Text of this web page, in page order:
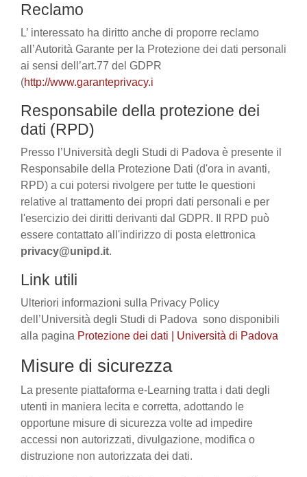
Reclamo
L’ interessato ha diritto anche di proporre reclamo
all’Autorità Garante per la Protezione dei dati personali
ai sensi dell’art.77 del GDPR
(http://www.garanteprivacy.i
Responsabile della protezione dei
dati (RPD)
Presso l’Università degli Studi di Padova è presente il
Responsabile della Protezione Dati (d'ora in avanti,
RPD) a cui potersi rivolgere per tutte le questioni
relative al trattamento dei propri dati personali e per
l'esercizio dei diritti derivanti dal GDPR. Il RPD può
essere contattato all'indirizzo di posta elettronica
privacy@unipd.it.
Link utili
Ulteriori informazioni sulla Privacy Policy
dell’Università degli Studi di Padova sono disponibili
alla pagina Protezione dei dati | Università di Padova
Misure di sicurezza
La presente piattaforma e-Learning tratta i dati degli
utenti in maniera lecita e corretta, adottando le
opportune misure di sicurezza volte ad impedire
accessi non autorizzati, divulgazione, modifica o
distruzione non autorizzata dei dati.